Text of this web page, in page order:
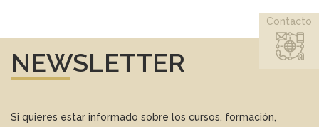
NEWSLETTER
Si quieres estar informado sobre los cursos, formación,
Contacto